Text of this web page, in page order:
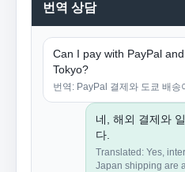
번역 상담
Can I pay with PayPal
Tokyo?
번역: PayPal 결제와 도쿄 배송
네, 해외 결제와
다.
Translated: Yes,
Japan shipping are